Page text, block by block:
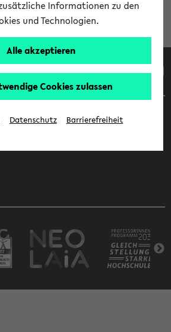
Informationen zu den
und Technologien.
Alle akzeptieren
Cookies zulassen
Datenschutz Barrierefreiheit